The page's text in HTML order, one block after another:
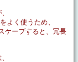
よく使うため、
ケープすると、冗長